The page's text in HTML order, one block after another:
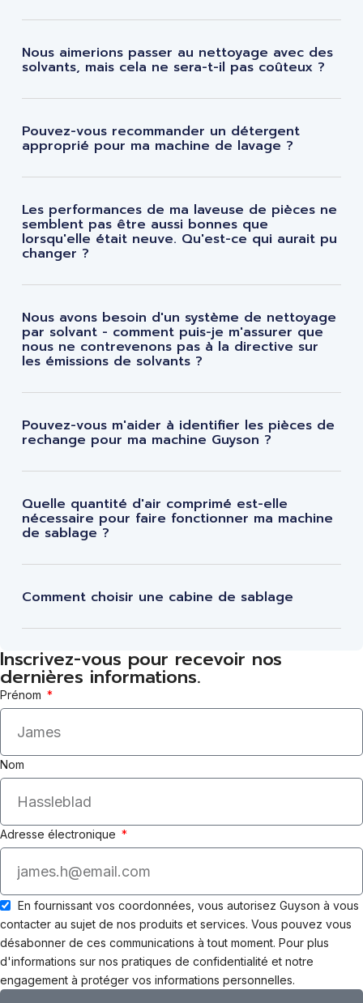
Nous aimerions passer au nettoyage avec des
solvants, mais cela ne sera-t-il pas coûteux ?
Pouvez-vous recommander un détergent
approprié pour ma machine de lavage ?
Les performances de ma laveuse de pièces ne
semblent pas être aussi bonnes que
lorsqu'elle était neuve. Qu'est-ce qui aurait pu
changer ?
Nous avons besoin d'un système de nettoyage
par solvant - comment puis-je m'assurer que
nous ne contrevenons pas à la directive sur
les émissions de solvants ?
Pouvez-vous m'aider à identifier les pièces de
rechange pour ma machine Guyson ?
Quelle quantité d'air comprimé est-elle
nécessaire pour faire fonctionner ma machine
de sablage ?
Comment choisir une cabine de sablage
Inscrivez-vous pour recevoir nos
dernières informations.
Prénom
Nom
Adresse électronique
En fournissant vos coordonnées, vous autorisez Guyson à vous
contacter au sujet de nos produits et services. Vous pouvez vous
désabonner de ces communications à tout moment. Pour plus
d'informations sur nos pratiques de confidentialité et notre
engagement à protéger vos informations personnelles.